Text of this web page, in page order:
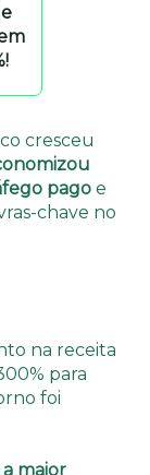
cresceu
pago e
chave no
na receita
para
foi
maior